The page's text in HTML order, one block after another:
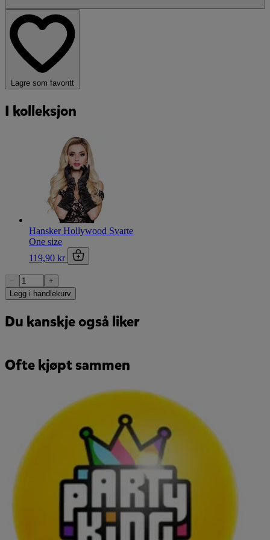
Lagre som favoritt
I kolleksjon
Hansker Hollywood Svarte
One size
119,90 kr
−
+
Legg i handlekurv
Du kanskje også liker
Ofte kjøpt sammen